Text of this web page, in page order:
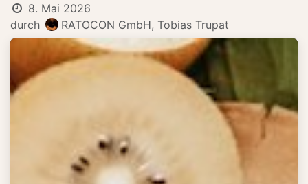
8. Mai 2026
durch
RATOCON GmbH, Tobias Trupat